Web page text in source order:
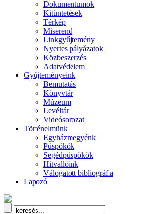
Dokumentumok
Kitüntetések
Térkép
Miserend
Linkgyűjtemény
Nyertes pályázatok
Közbeszerzés
Adatvédelem
Gyűjteményeink
Bemutatás
Könyvtár
Múzeum
Levéltár
Videósorozat
Történelmünk
Egyházmegyénk
Püspökök
Segédpüspökök
Hitvallóink
Válogatott bibliográfia
Lapozó